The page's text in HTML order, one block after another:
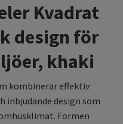
Kvadrat
design för
khaki
kombinerar effektiv
inbjudande design som
Formen